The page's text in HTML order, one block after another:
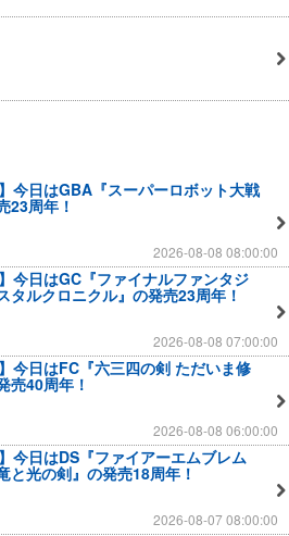
今日はGBA『スーパーロボット大戦
23周年！
2026-08-08 08:00:00
今日はGC『ファイナルファンタジ
タルクロニクル』の発売23周年！
2026-08-08 07:00:00
今日はFC『六三四の剣 ただいま修
売40周年！
2026-08-08 06:00:00
今日はDS『ファイアーエムブレム
と光の剣』の発売18周年！
2026-08-07 08:00:00